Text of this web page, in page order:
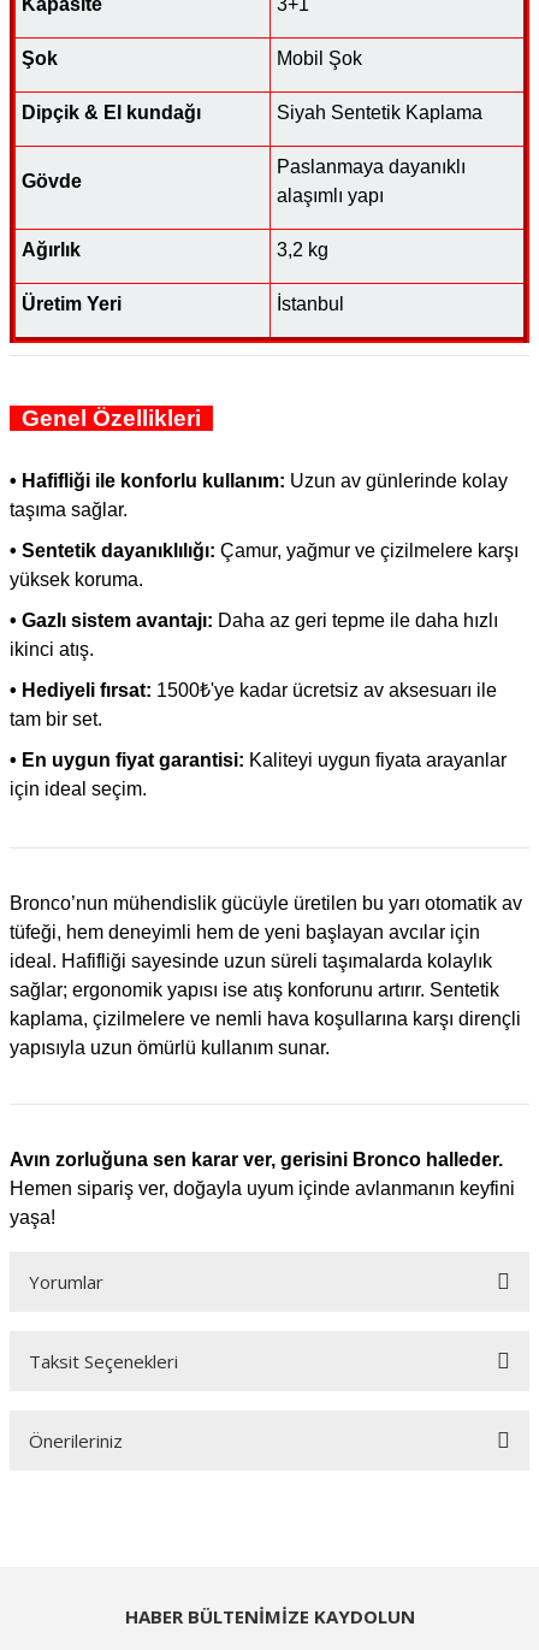
Kapasite 3+1
Şok Mobil Şok
Dipçik & El kundağı Siyah Sentetik Kaplama
Gövde
Paslanmaya dayanıklı
alaşımlı yapı
Ağırlık 3,2 kg
Üretim Yeri İstanbul
Genel Özellikleri
• Hafifliği ile konforlu kullanım: Uzun av günlerinde kolay
taşıma sağlar.
• Sentetik dayanıklılığı: Çamur, yağmur ve çizilmelere karşı
yüksek koruma.
• Gazlı sistem avantajı: Daha az geri tepme ile daha hızlı
ikinci atış.
• Hediyeli fırsat: 1500₺'ye kadar ücretsiz av aksesuarı ile
tam bir set.
• En uygun fiyat garantisi: Kaliteyi uygun fiyata arayanlar
için ideal seçim.
Bronco’nun mühendislik gücüyle üretilen bu yarı otomatik av
tüfeği, hem deneyimli hem de yeni başlayan avcılar için
ideal. Hafifliği sayesinde uzun süreli taşımalarda kolaylık
sağlar; ergonomik yapısı ise atış konforunu artırır. Sentetik
kaplama, çizilmelere ve nemli hava koşullarına karşı dirençli
yapısıyla uzun ömürlü kullanım sunar.
Avın zorluğuna sen karar ver, gerisini Bronco halleder.
Hemen sipariş ver, doğayla uyum içinde avlanmanın keyfini
yaşa!
Yorumlar
Taksit Seçenekleri
Önerileriniz
HABER BÜLTENİMİZE KAYDOLUN